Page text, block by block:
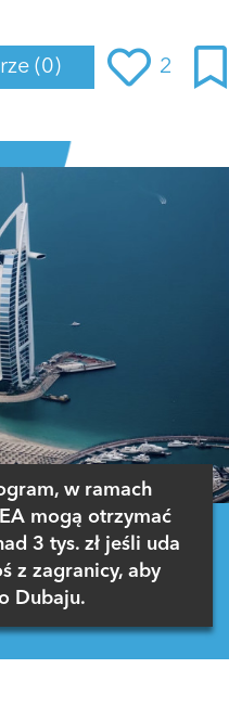
(0) 2
w ramach
mogą otrzymać
3 tys. zł jeśli uda
z zagranicy, aby
Dubaju.